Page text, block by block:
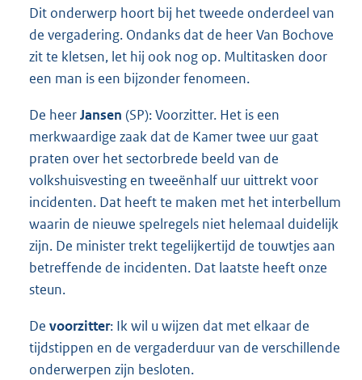
Dit onderwerp hoort bij het tweede onderdeel van
de vergadering. Ondanks dat de heer Van Bochove
zit te kletsen, let hij ook nog op. Multitasken door
een man is een bijzonder fenomeen.
De heerJansen (SP): Voorzitter. Het is een
merkwaardige zaak dat de Kamer twee uur gaat
praten over het sectorbrede beeld van de
volkshuisvesting en tweeënhalf uur uittrekt voor
incidenten. Dat heeft te maken met het interbellum
waarin de nieuwe spelregels niet helemaal duidelijk
zijn. De minister trekt tegelijkertijd de touwtjes aan
betreffende de incidenten. Dat laatste heeft onze
steun.
De voorzitter: Ik wil u wijzen dat met elkaar de
tijdstippen en de vergaderduur van de verschillende
onderwerpen zijn besloten.